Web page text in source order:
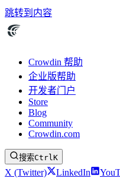
跳转到内容
Crowdin 帮助
企业版帮助
开发者门户
Store
Blog
Community
Crowdin.com
搜索CtrlK
X (Twitter) LinkedIn